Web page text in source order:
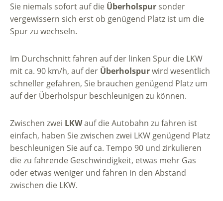
Sie niemals sofort auf die Überholspur sonder
vergewissern sich erst ob genügend Platz ist um die
Spur zu wechseln.
Im Durchschnitt fahren auf der linken Spur die LKW
mit ca. 90 km/h, auf der Überholspurwird wesentlich
schneller gefahren, Sie brauchen genügend Platz um
auf der Überholspur beschleunigen zu können.
Zwischen zwei LKWauf die Autobahn zu fahren ist
einfach, haben Sie zwischen zwei LKW genügend Platz
beschleunigen Sie auf ca. Tempo 90 und zirkulieren
die zu fahrende Geschwindigkeit, etwas mehr Gas
oder etwas weniger und fahren in den Abstand
zwischen die LKW.